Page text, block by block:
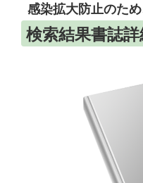
感染拡大防止のた
検索結果書誌詳